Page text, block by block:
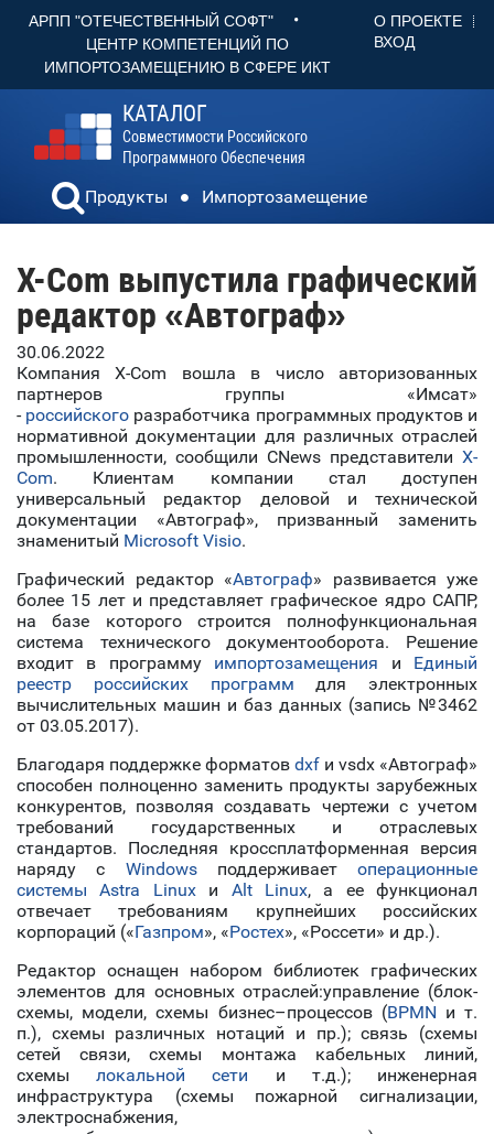
АРПП "ОТЕЧЕСТВЕННЫЙ СОФТ" •
ЦЕНТР КОМПЕТЕНЦИЙ ПО
ИМПОРТОЗАМЕЩЕНИЮ В СФЕРЕ ИКТ
О ПРОЕКТЕ
ВХОД
КАТАЛОГ
Совместимости Российского
Программного Обеспечения
Продукты Импортозамещение
X-Com выпустила графический
редактор «Автограф»
30.06.2022
Компания X-Com вошла в число авторизованных
партнеров группы «Имсат»
- российского разработчика программных продуктов и
нормативной документации для различных отраслей
промышленности, сообщили CNews представители X-
Com. Клиентам компании стал доступен
универсальный редактор деловой и технической
документации «Автограф», призванный заменить
знаменитый Microsoft Visio.
Графический редактор «Автограф» развивается уже
более 15 лет и представляет графическое ядро САПР,
на базе которого строится полнофункциональная
система технического документооборота. Решение
входит в программу импортозамещения и Единый
реестр российских программ для электронных
вычислительных машин и баз данных (запись №3462
от 03.05.2017).
Благодаря поддержке форматов dxf и vsdx «Автограф»
способен полноценно заменить продукты зарубежных
конкурентов, позволяя создавать чертежи с учетом
требований государственных и отраслевых
стандартов. Последняя кроссплатформенная версия
наряду с Windowsподдерживает операционные
системы
Astra Linuxи Alt Linux, а ее функционал
отвечает требованиям крупнейших российских
корпораций («Газпром», «Ростех», «Россети» и др.).
Редактор оснащен набором библиотек графических
элементов для основных отраслей:управление (блок-
схемы, модели, схемы бизнес–процессов (BPMN и т.
п.), схемы различных нотаций и пр.); связь (схемы
сетей связи, схемы монтажа кабельных линий,
схемылокальной сети и т.д.); инженерная
инфраструктура (схемы пожарной сигнализации,
электроснабжения,